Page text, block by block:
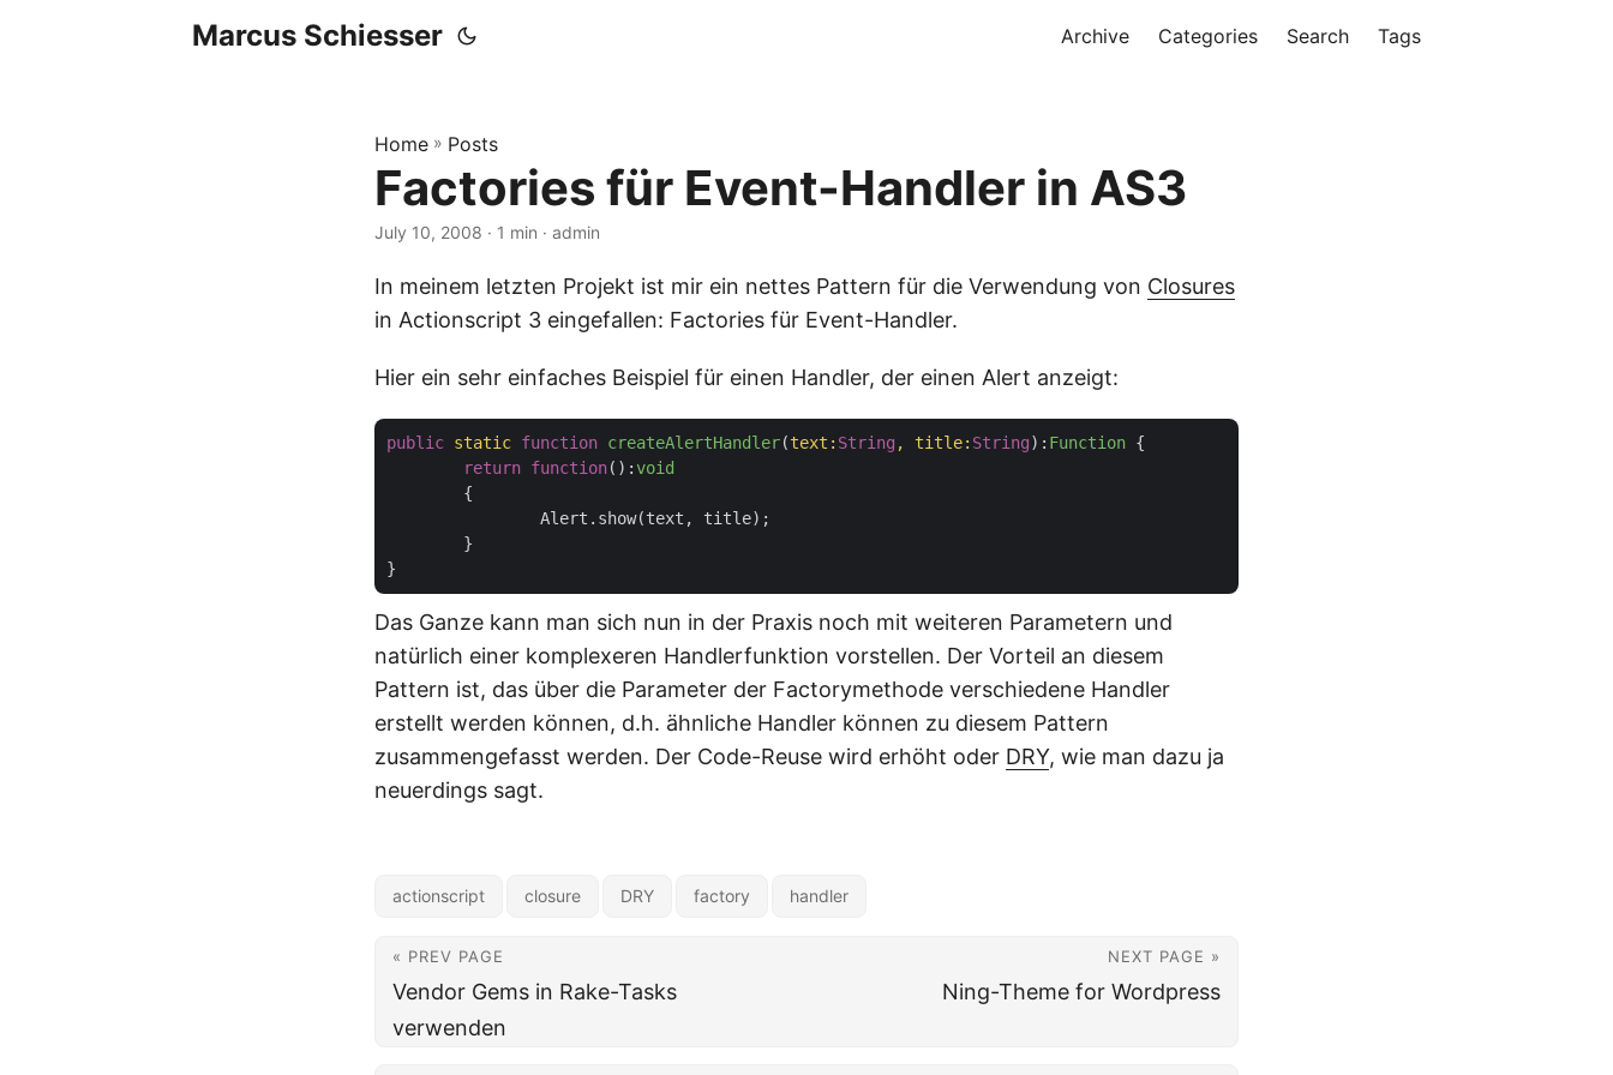
Marcus Schiesser Archive Categories Search Tags
Home » Posts
Factories für Event-Handler in AS3
July 10, 2008 · 1 min · admin
In meinem letzten Projekt ist mir ein nettes Pattern für die Verwendung von Closures
in Actionscript 3 eingefallen: Factories für Event-Handler.
Hier ein sehr einfaches Beispiel für einen Handler, der einen Alert anzeigt:
public static function createAlertHandler(text: String , title: String): Function {
return function( ): void
{
Das Ganze kann man sich nun in der Praxis noch mit weiteren Parametern und
natürlich einer komplexeren Handlerfunktion vorstellen. Der Vorteil an diesem
Pattern ist, das über die Parameter der Factorymethode verschiedene Handler
erstellt werden können, d.h. ähnliche Handler können zu diesem Pattern
zusammengefasst werden. Der Code-Reuse wird erhöht oder DRY, wie man dazu ja
neuerdings sagt.
actionscript closure DRY factory handler
« PREV PAGE
Vendor Gems in Rake-Tasks
verwenden
NEXT PAGE »
Ning-Theme for Wordpress